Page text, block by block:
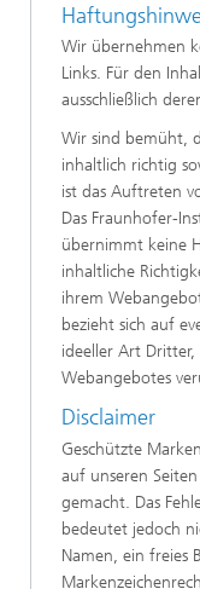
Wir übernehmen
Links. Für den
ausschließlich
Wir sind bemüht,
inhaltlich richtig
ist das Auftreten
Das Fraunhofer-
übernimmt keine
inhaltliche
ihrem
bezieht sich auf
ideeller Art
Webangebotes
Disclaimer
Geschützte
auf unseren
gemacht. Das
bedeutet jedoch
Namen, ein freies